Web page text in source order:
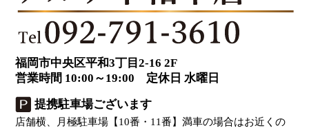
福岡市中央区平和3丁目2-16 2F
営業時間 10:00～19:00 定休日 水曜日
提携駐車場ございます
店舗横、月極駐車場【10番・11番】満車の場合はお近くの